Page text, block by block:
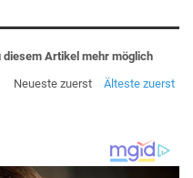
diesem Artikel mehr möglich
Neueste zuerst
Älteste zuerst